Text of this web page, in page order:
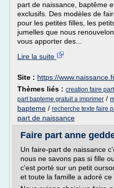
part de naissance, baptême
exclusifs. Des modèles de
pour les petites filles, les
jumelles que nous
vous apporter des...
Lire la suite
Site : https://
Thèmes liés : creation faire
part bapteme gratuit a imprimer /
bapteme / recherche texte faire
part de naissance
Faire part anne
Un faire-part de naissance
nous ne savons pas si fille
c'est porté sur un petit
et toute la famille a adoré ce